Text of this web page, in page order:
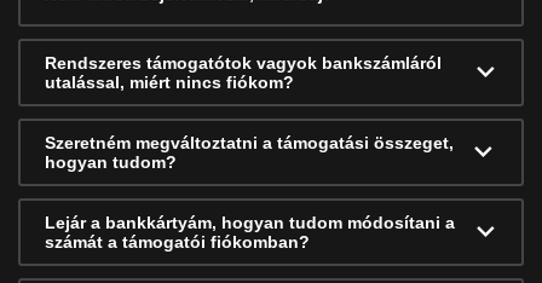
Rendszeres támogatótok vagyok bankszámláról
utalással, miért nincs fiókom?
Szeretném megváltoztatni a támogatási összeget,
hogyan tudom?
Lejár a bankkártyám, hogyan tudom módosítani a
számát a támogatói fiókomban?